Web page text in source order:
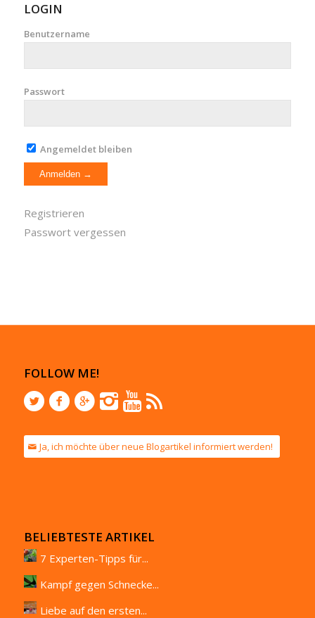
LOGIN
Benutzername
Passwort
Angemeldet bleiben
Registrieren
Passwort vergessen
FOLLOW ME!
Ja, ich möchte über neue Blogartikel informiert werden!
BELIEBTESTE ARTIKEL
7 Experten-Tipps für...
Kampf gegen Schnecke...
Liebe auf den ersten...